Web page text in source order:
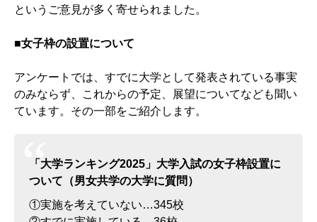
というご意見が多く寄せられました。
■女子枠の設置について
アンケートでは、すでに大学として発表されている事実
のみならず、これからの予定、展望についてなども聞い
ています。その一部をご紹介します。
「大学ランキング2025」大学入試の女子枠設置に
ついて（男女共学の大学に質問）
①実施を考えていない…345校